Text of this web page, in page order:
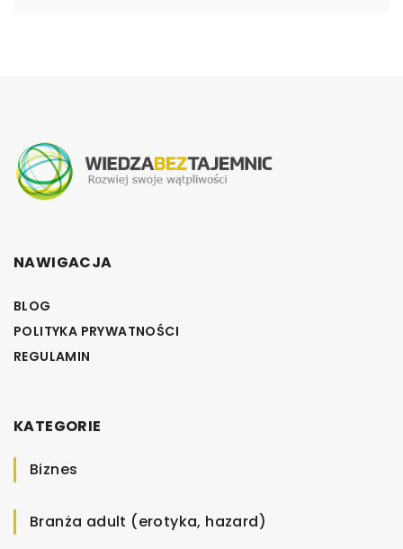
NAWIGACJA
BLOG
POLITYKA PRYWATNOŚCI
REGULAMIN
KATEGORIE
Biznes
Branża adult (erotyka, hazard)